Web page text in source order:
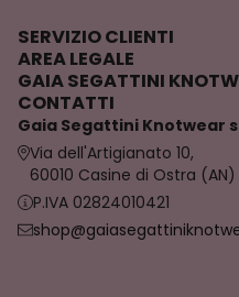
SERVIZIO CLIENTI
AREA LEGALE
GAIA SEGATTINI
CONTATTI
Gaia Segattini Knotwear
Via dell'Artigianato 10,
60010 Casine di Ostra (AN)
P.IVA 02824010421